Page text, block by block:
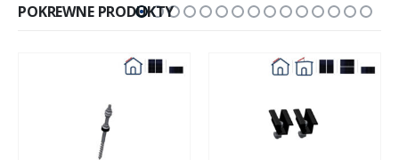
POKREWNE PRODUKTY